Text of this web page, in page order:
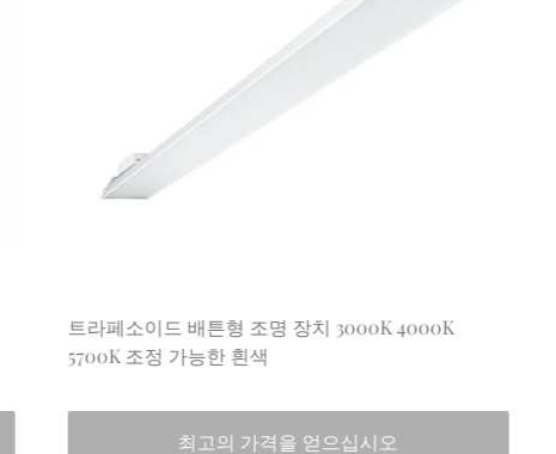
트라페소이드 배튼형 조명 장치 3000K 4000K
5700K 조정 가능한 흰색
최고의 가격을 얻으십시오